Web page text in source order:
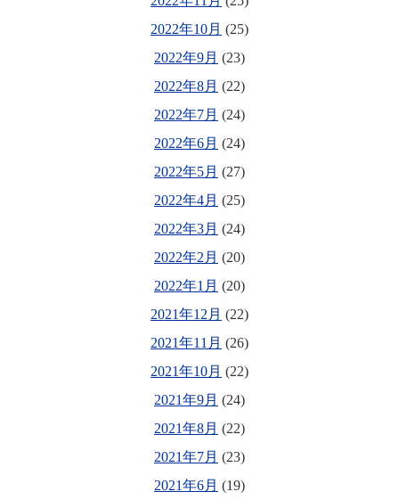
2022年10月 (25)
2022年9月 (23)
2022年8月 (22)
2022年7月 (24)
2022年6月 (24)
2022年5月 (27)
2022年4月 (25)
2022年3月 (24)
2022年2月 (20)
2022年1月 (20)
2021年12月 (22)
2021年11月 (26)
2021年10月 (22)
2021年9月 (24)
2021年8月 (22)
2021年7月 (23)
2021年6月 (19)